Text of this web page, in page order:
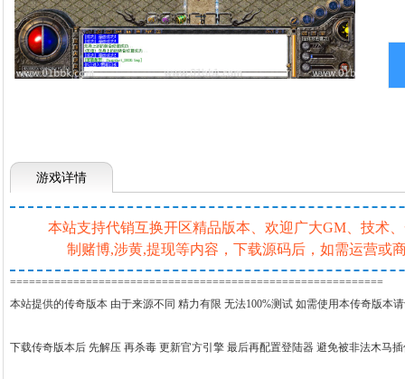
游戏详情
本站支持代销互换开区精品版本、欢迎广大GM、技术
制赌博,涉黄,提现等内容，下载源码后，如需运营或
===========================================================
本站提供的传奇版本 由于来源不同 精力有限 无法100%测试 如需使用本传奇版本
下载传奇版本后 先解压 再杀毒 更新官方引擎 最后再配置登陆器 避免被非法木马